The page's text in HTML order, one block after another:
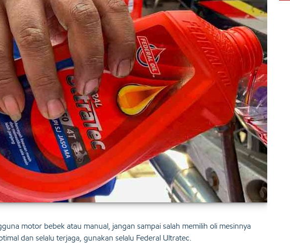
motor bebek atau manual, jangan sampai salah memilih oli mesinnya
dan selalu terjaga, gunakan selalu Federal Ultratec.